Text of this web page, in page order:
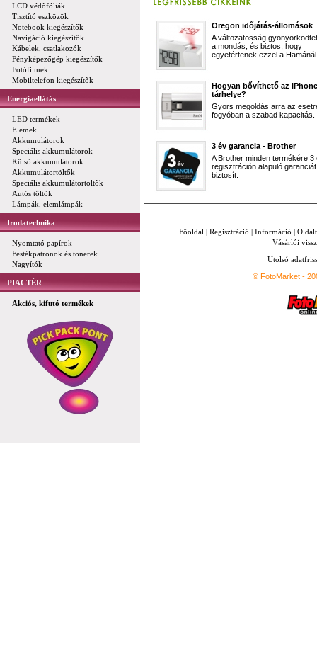
LCD védőfóliák
Tisztító eszközök
Notebook kiegészítők
Navigáció kiegészítők
Kábelek, csatlakozók
Fényképezőgép kiegészítők
Fotófilmek
Mobiltelefon kiegészítők
Energiaellátás
LED termékek
Elemek
Akkumulátorok
Speciális akkumulátorok
Külső akkumulátorok
Akkumulátortöltők
Speciális akkumulátortöltők
Autós töltők
Lámpák, elemlámpák
Irodatechnika
Nyomtató papírok
Festékpatronok és tonerek
Nagyítók
PIACTÉR
Akciós, kifutó termékek
Oregon időjárás-állomások
A változatosság
a mondás, és biztos, hogy
egyetértenek ezzel a
Hogyan bővíthető az iPhone
tárhelye?
Gyors megoldás arra az
fogyóban a szabad kapacitás.
3 év garancia - Brother
A Brother minden termékére 3
regisztráción alapuló garanciát
biztosít.
Főoldal | Regisztráció | Információ |
Vásárlói
Utolsó
© FotoMarket -